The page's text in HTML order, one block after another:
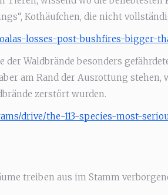
Kothäufchen, die nicht
losses-post-bushfires-bigger-
der Waldbrände besonders
am Rand der Ausrottung
zerstört wurden.
drive/the-113-species-most-
treiben aus im Stamm